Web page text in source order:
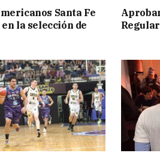
Santa Fe
la selección de